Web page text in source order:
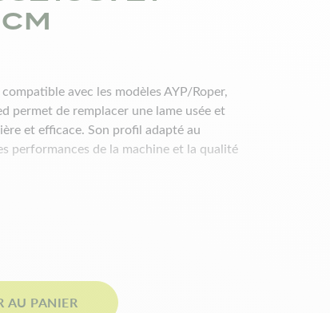
avec les modèles AYP/Roper,
permet de remplacer une lame usée et
et efficace. Son profil adapté au
performances de la machine et la qualité
AU PANIER